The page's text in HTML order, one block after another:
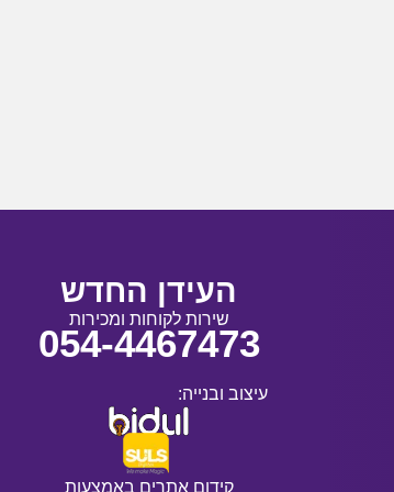
העידן החדש
שירות לקוחות ומכירות
054-4467473
עיצוב ובנייה:
קידום אתרים באמצעות